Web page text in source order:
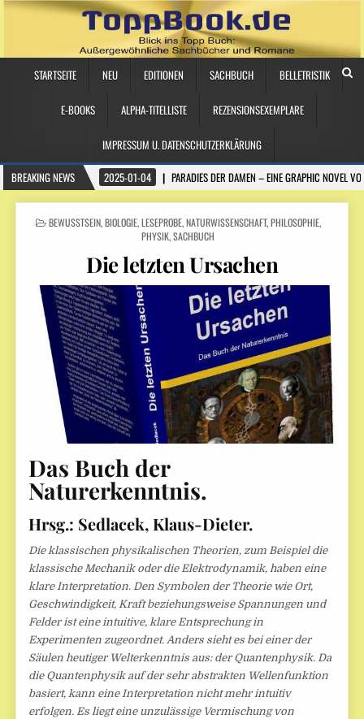
STARTSEITE NEU EDITIONEN SACHBUCH BELLETRISTIK
E-BOOKS ALPHA-TITELLISTE REZENSIONSEXEMPLARE
IMPRESSUM U. DATENSCHUTZERKLÄRUNG
BREAKING NEWS
2025-01-04 PARADIES DER DAMEN – EINE GRAPHIC NOVEL
POSTED
BEWUSSTSEIN,BIOLOGIE,LESEPROBE,NATURWISSENSCHAFT,PHILOSOPHIE,
PHYSIK,SACHBUCH
Die letzten Ursachen
Das Buch der
Naturerkenntnis.
Hrsg.: Sedlacek, Klaus-Dieter.
Die klassischen physikalischen Theorien, zum Beispiel die
klassische Mechanik oder die Elektrodynamik, haben eine
klare Interpretation. Den Symbolen der Theorie wie Ort,
Geschwindigkeit, Kraft beziehungsweise Spannungen und
Felder ist eine intuitive, klare Entsprechung in
Experimenten zugeordnet. Anders sieht es bei einer der
Säulen heutiger Welterkenntnis aus: der Quantenphysik. Da
die Quantenphysik auf der sehr abstrakten Wellenfunktion
basiert, kann eine Interpretation nicht mehr intuitiv
erfolgen. Es liegt eine unzulässige Vermischung von